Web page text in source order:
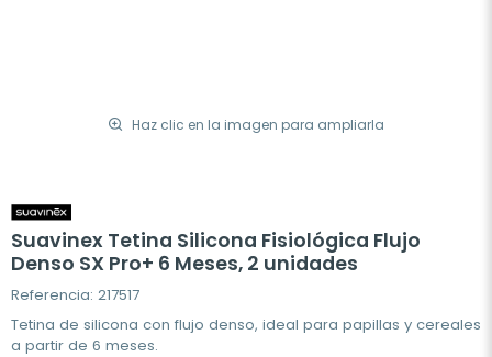
Haz clic en la imagen para ampliarla
Suavinex Tetina Silicona Fisiológica Flujo
Denso SX Pro+ 6 Meses, 2 unidades
Referencia: 217517
Tetina de silicona con flujo denso, ideal para papillas y cereales
a partir de 6 meses.